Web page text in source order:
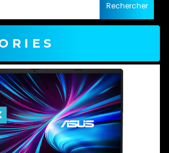
Rechercher